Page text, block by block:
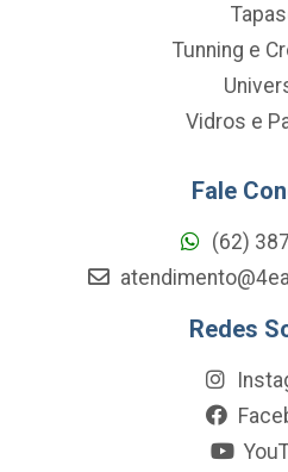
Tunning e
Vidros e
Fale
(62)
Redes